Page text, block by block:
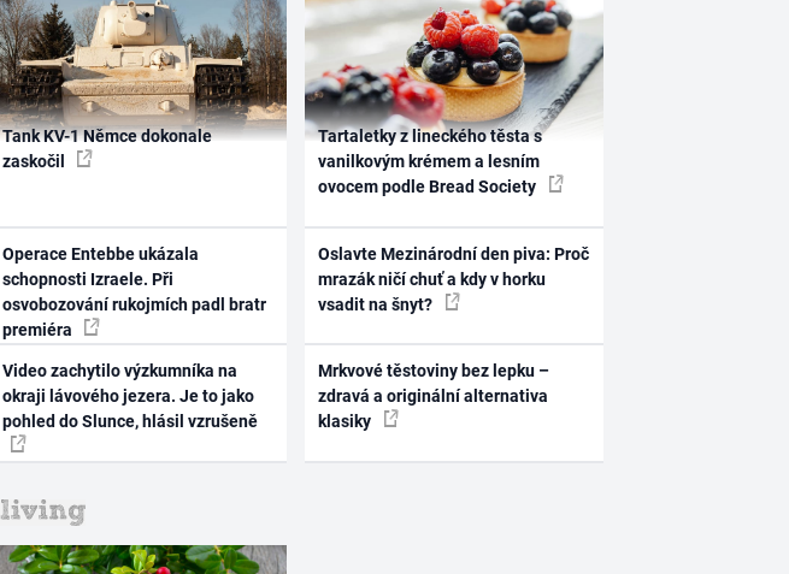
Tank KV-1 Němce dokonale
zaskočil
Operace Entebbe ukázala
schopnosti Izraele. Při
osvobozování rukojmích padl bratr
premiéra
Video zachytilo výzkumníka na
okraji lávového jezera. Je to jako
pohled do Slunce, hlásil vzrušeně
Tartaletky z lineckého těsta s
vanilkovým krémem a lesním
ovocem podle Bread Society
Oslavte Mezinárodní den piva: Proč
mrazák ničí chuť a kdy v horku
vsadit na šnyt?
Mrkvové těstoviny bez lepku –
zdravá a originální alternativa
klasiky